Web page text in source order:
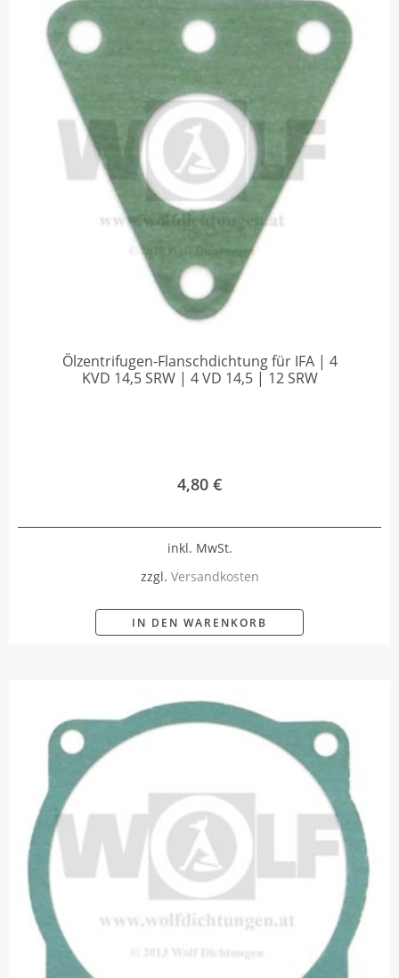
Ölzentrifugen-Flanschdichtung für IFA | 4
KVD 14,5 SRW | 4 VD 14,5 | 12 SRW
4,80 €
inkl. MwSt.
zzgl. Versandkosten
IN DEN WARENKORB